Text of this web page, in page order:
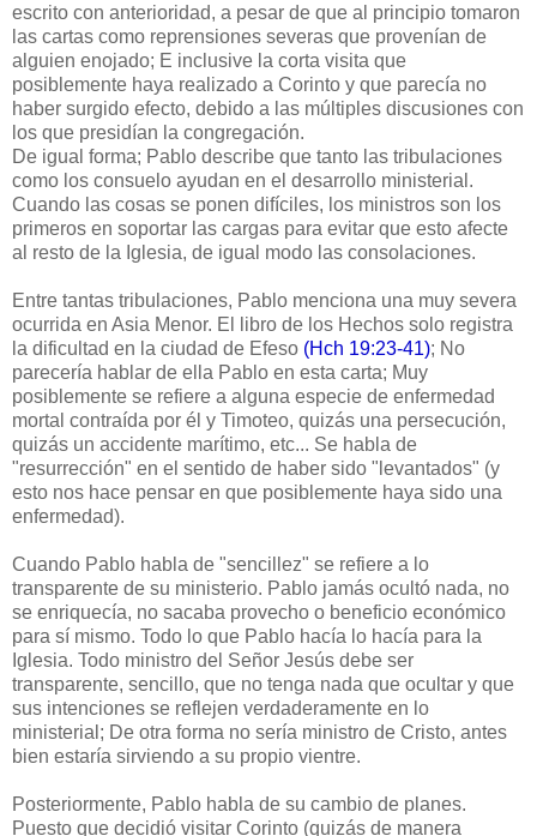
escrito con anterioridad, a pesar de que al principio tomaron
las cartas como reprensiones severas que provenían de
alguien enojado; E inclusive la corta visita que
posiblemente haya realizado a Corinto y que parecía no
haber surgido efecto, debido a las múltiples discusiones con
los que presidían la congregación.
De igual forma; Pablo describe que tanto las tribulaciones
como los consuelo ayudan en el desarrollo ministerial.
Cuando las cosas se ponen difíciles, los ministros son los
primeros en soportar las cargas para evitar que esto afecte
al resto de la Iglesia, de igual modo las consolaciones.
Entre tantas tribulaciones, Pablo menciona una muy severa
ocurrida en Asia Menor. El libro de los Hechos solo registra
la dificultad en la ciudad de Efeso (Hch 19:23-41); No
parecería hablar de ella Pablo en esta carta; Muy
posiblemente se refiere a alguna especie de enfermedad
mortal contraída por él y Timoteo, quizás una persecución,
quizás un accidente marítimo, etc... Se habla de
"resurrección" en el sentido de haber sido "levantados" (y
esto nos hace pensar en que posiblemente haya sido una
enfermedad).
Cuando Pablo habla de "sencillez" se refiere a lo
transparente de su ministerio. Pablo jamás ocultó nada, no
se enriquecía, no sacaba provecho o beneficio económico
para sí mismo. Todo lo que Pablo hacía lo hacía para la
Iglesia. Todo ministro del Señor Jesús debe ser
transparente, sencillo, que no tenga nada que ocultar y que
sus intenciones se reflejen verdaderamente en lo
ministerial; De otra forma no sería ministro de Cristo, antes
bien estaría sirviendo a su propio vientre.
Posteriormente, Pablo habla de su cambio de planes.
Puesto que decidió visitar Corinto (quizás de manera